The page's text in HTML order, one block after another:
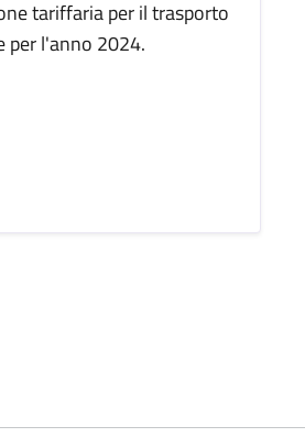
tariffaria per il trasporto
per l'anno 2024.